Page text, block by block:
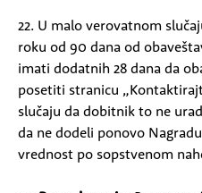
22. U malo verovatnom
roku od 90 dana od
imati dodatnih 28 dana da
posetiti stranicu
slučaju da dobitnik to ne
da ne dodeli ponovo
vrednost po sopstvenom